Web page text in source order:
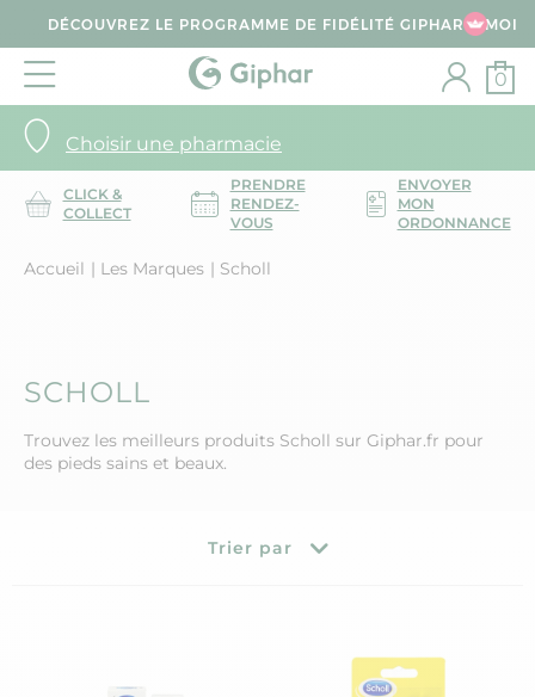
DÉCOUVREZ LE PROGRAMME DE FIDÉLITÉ GIPHAR & MOI
Choisir une pharmacie
0
CLICK &
COLLECT
PRENDRE
RENDEZ-
VOUS
ENVOYER
MON
ORDONNANCE
Accueil Les Marques Scholl
SCHOLL
Trouvez les meilleurs produits Scholl sur Giphar.fr pour
des pieds sains et beaux.
Trier par